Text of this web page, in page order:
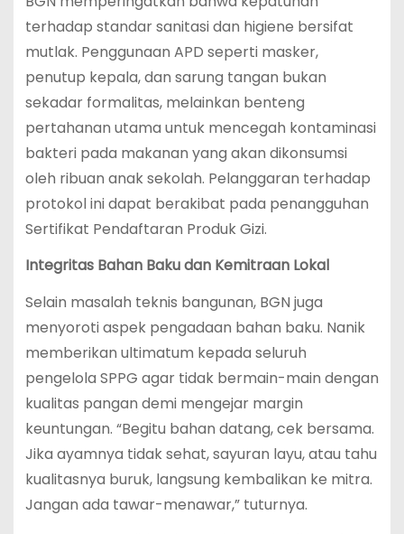
terhadap standar sanitasi dan higiene bersifat
mutlak. Penggunaan APD seperti masker,
penutup kepala, dan sarung tangan bukan
sekadar formalitas, melainkan benteng
pertahanan utama untuk mencegah kontaminasi
bakteri pada makanan yang akan dikonsumsi
oleh ribuan anak sekolah. Pelanggaran terhadap
protokol ini dapat berakibat pada penangguhan
Sertifikat Pendaftaran Produk Gizi.
Integritas Bahan Baku dan Kemitraan Lokal
Selain masalah teknis bangunan, BGN juga
menyoroti aspek pengadaan bahan baku. Nanik
memberikan ultimatum kepada seluruh
pengelola SPPG agar tidak bermain-main dengan
kualitas pangan demi mengejar margin
keuntungan. “Begitu bahan datang, cek bersama.
Jika ayamnya tidak sehat, sayuran layu, atau tahu
kualitasnya buruk, langsung kembalikan ke mitra.
Jangan ada tawar-menawar,” tuturnya.